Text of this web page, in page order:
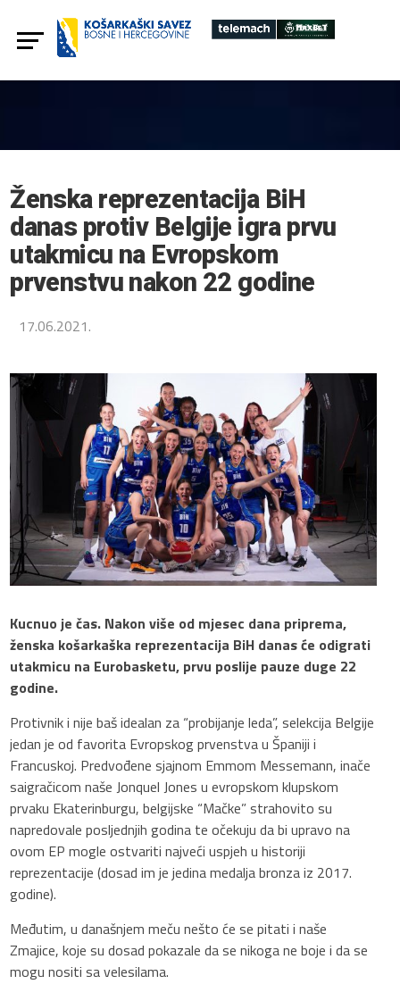
Ženska reprezentacija BiH
danas protiv Belgije igra prvu
utakmicu na Evropskom
prvenstvu nakon 22 godine
17.06.2021.
Kucnuo je čas. Nakon više od mjesec dana priprema,
ženska košarkaška reprezentacija BiH danas će odigrati
utakmicu na Eurobasketu, prvu poslije pauze duge 22
godine.
Protivnik i nije baš idealan za “probijanje leda”, selekcija Belgije
jedan je od favorita Evropskog prvenstva u Španiji i
Francuskoj. Predvođene sjajnom Emmom Messemann, inače
saigračicom naše Jonquel Jones u evropskom klupskom
prvaku Ekaterinburgu, belgijske “Mačke” strahovito su
napredovale posljednjih godina te očekuju da bi upravo na
ovom EP mogle ostvariti najveći uspjeh u historiji
reprezentacije (dosad im je jedina medalja bronza iz 2017.
godine).
Međutim, u današnjem meču nešto će se pitati i naše
Zmajice, koje su dosad pokazale da se nikoga ne boje i da se
mogu nositi sa velesilama.